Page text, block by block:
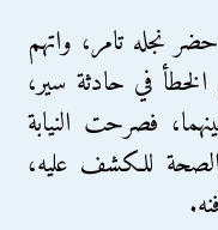
حضر نجله تامر، واتهم
في حادثة سير،
فصرحت النيابة
للكشف عليه،